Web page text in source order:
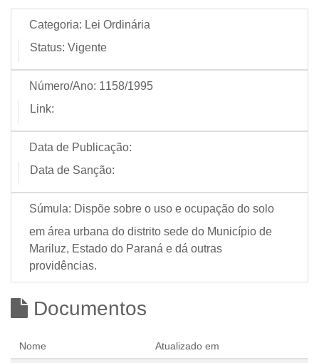
Categoria: Lei Ordinária
Status: Vigente
Número/Ano: 1158/1995
Link:
Data de Publicação:
Data de Sanção:
Súmula: Dispõe sobre o uso e ocupação do solo
em área urbana do distrito sede do Município de
Mariluz, Estado do Paraná e dá outras
providências.
Documentos
Nome Atualizado em